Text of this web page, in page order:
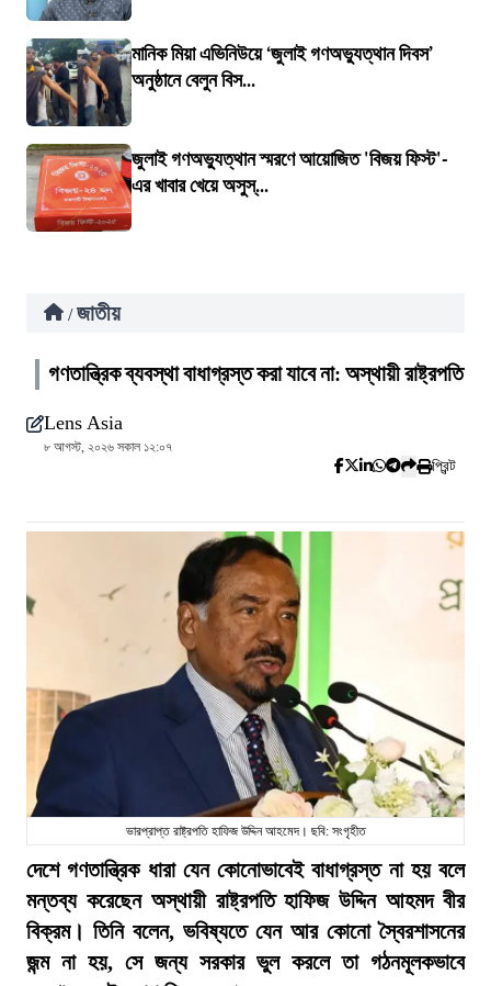
মানিক মিয়া এভিনিউয়ে ‘জুলাই গণঅভ্যুত্থান দিবস’
অনুষ্ঠানে বেলুন বিস...
জুলাই গণঅভ্যুত্থান স্মরণে আয়োজিত 'বিজয় ফিস্ট'-
এর খাবার খেয়ে অসুস্...
/ জাতীয়
গণতান্ত্রিক ব্যবস্থা বাধাগ্রস্ত করা যাবে না: অস্থায়ী রাষ্ট্রপতি
Lens Asia
৮ আগস্ট, ২০২৬ সকাল ১২:০৭
প্রিন্ট
ভারপ্রাপ্ত রাষ্ট্রপতি হাফিজ উদ্দিন আহমেদ। ছবি: সংগৃহীত
দেশে গণতান্ত্রিক ধারা যেন কোনোভাবেই বাধাগ্রস্ত না হয় বলে
মন্তব্য করেছেন অস্থায়ী রাষ্ট্রপতি হাফিজ উদ্দিন আহমদ বীর
বিক্রম। তিনি বলেন, ভবিষ্যতে যেন আর কোনো স্বৈরশাসনের
জন্ম না হয়, সে জন্য সরকার ভুল করলে তা গঠনমূলকভাবে